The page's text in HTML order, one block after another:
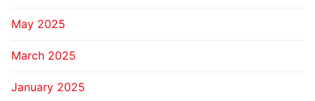
May 2025
March 2025
January 2025